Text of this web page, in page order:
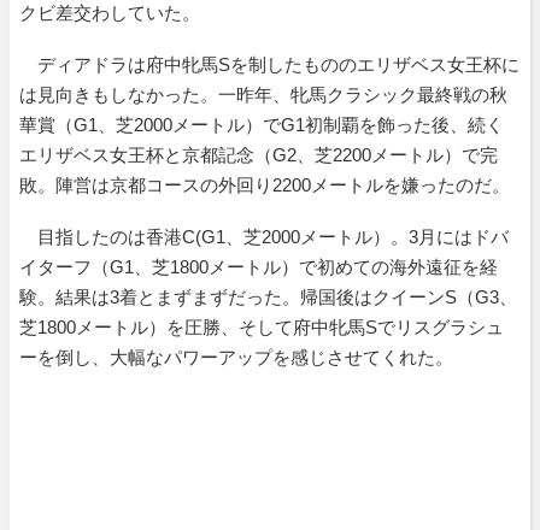
クビ差交わしていた。
ディアドラは府中牝馬Sを制したもののエリザベス女王杯に
は見向きもしなかった。一昨年、牝馬クラシック最終戦の秋
華賞（G1、芝2000メートル）でG1初制覇を飾った後、続く
エリザベス女王杯と京都記念（G2、芝2200メートル）で完
敗。陣営は京都コースの外回り2200メートルを嫌ったのだ。
目指したのは香港C(G1、芝2000メートル）。3月にはドバ
イターフ（G1、芝1800メートル）で初めての海外遠征を経
験。結果は3着とまずまずだった。帰国後はクイーンS（G3、
芝1800メートル）を圧勝、そして府中牝馬Sでリスグラシュ
ーを倒し、大幅なパワーアップを感じさせてくれた。